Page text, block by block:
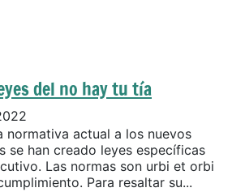
del no hay tu tía
normativa actual a los nuevos
se han creado leyes específicas
Las normas son urbi et orbi
Para resaltar su...